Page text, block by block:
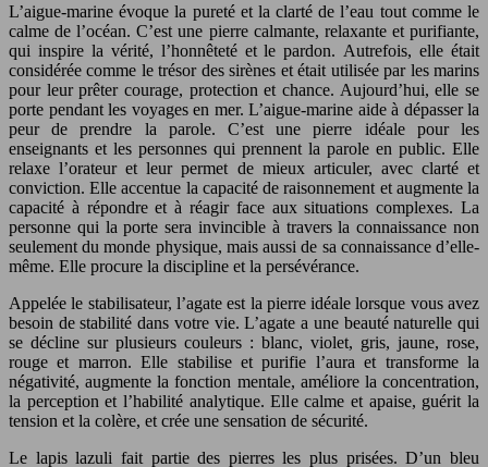
L’aigue-marine évoque la pureté et la clarté de l’eau tout comme le
calme de l’océan. C’est une pierre calmante, relaxante et purifiante,
qui inspire la vérité, l’honnêteté et le pardon. Autrefois, elle était
considérée comme le trésor des sirènes et était utilisée par les marins
pour leur prêter courage, protection et chance. Aujourd’hui, elle se
porte pendant les voyages en mer. L’aigue-marine aide à dépasser la
peur de prendre la parole. C’est une pierre idéale pour les
enseignants et les personnes qui prennent la parole en public. Elle
relaxe l’orateur et leur permet de mieux articuler, avec clarté et
conviction. Elle accentue la capacité de raisonnement et augmente la
capacité à répondre et à réagir face aux situations complexes. La
personne qui la porte sera invincible à travers la connaissance non
seulement du monde physique, mais aussi de sa connaissance d’elle-
même. Elle procure la discipline et la persévérance.
Appelée le stabilisateur, l’agate est la pierre idéale lorsque vous avez
besoin de stabilité dans votre vie. L’agate a une beauté naturelle qui
se décline sur plusieurs couleurs : blanc, violet, gris, jaune, rose,
rouge et marron. Elle stabilise et purifie l’aura et transforme la
négativité, augmente la fonction mentale, améliore la concentration,
la perception et l’habilité analytique. Elle calme et apaise, guérit la
tension et la colère, et crée une sensation de sécurité.
Le lapis lazuli fait partie des pierres les plus prisées. D’un bleu